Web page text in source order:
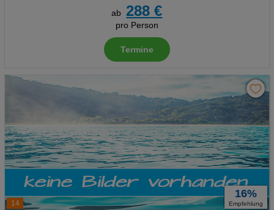
ab
288 €
pro Person
Termine
14
16%
Empfehlung